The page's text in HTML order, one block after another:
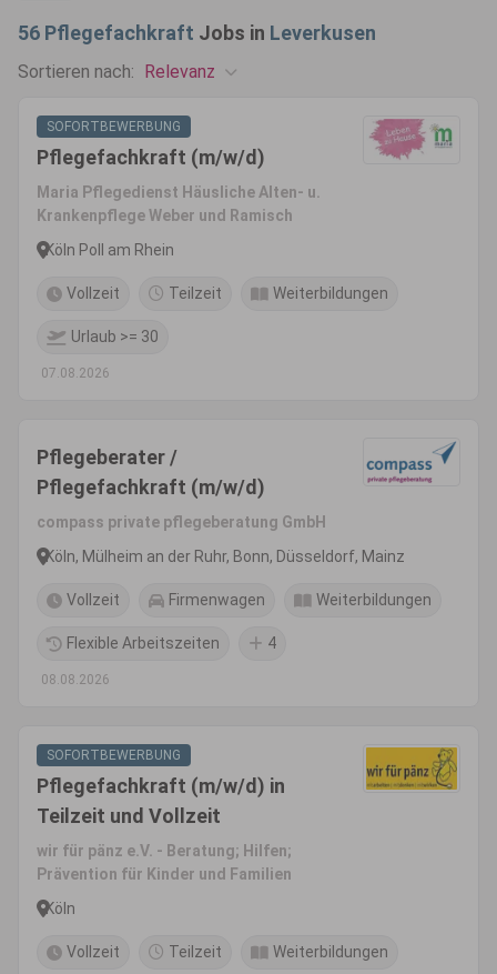
56 Pflegefachkraft Jobs in Leverkusen
Sortieren nach: Relevanz
SOFORTBEWERBUNG
Pflegefachkraft (m/w/d)
Maria Pflegedienst Häusliche Alten- u.
Krankenpflege Weber und Ramisch
Köln Poll am Rhein
Vollzeit Teilzeit Weiterbildungen
Urlaub >= 30
07.08.2026
Pflegeberater /
Pflegefachkraft (m/w/d)
compass private pflegeberatung GmbH
Köln, Mülheim an der Ruhr, Bonn, Düsseldorf, Mainz
Vollzeit Firmenwagen Weiterbildungen
Flexible Arbeitszeiten 4
08.08.2026
SOFORTBEWERBUNG
Pflegefachkraft (m/w/d) in
Teilzeit und Vollzeit
wir für pänz e.V. - Beratung; Hilfen;
Prävention für Kinder und Familien
Köln
Vollzeit Teilzeit Weiterbildungen